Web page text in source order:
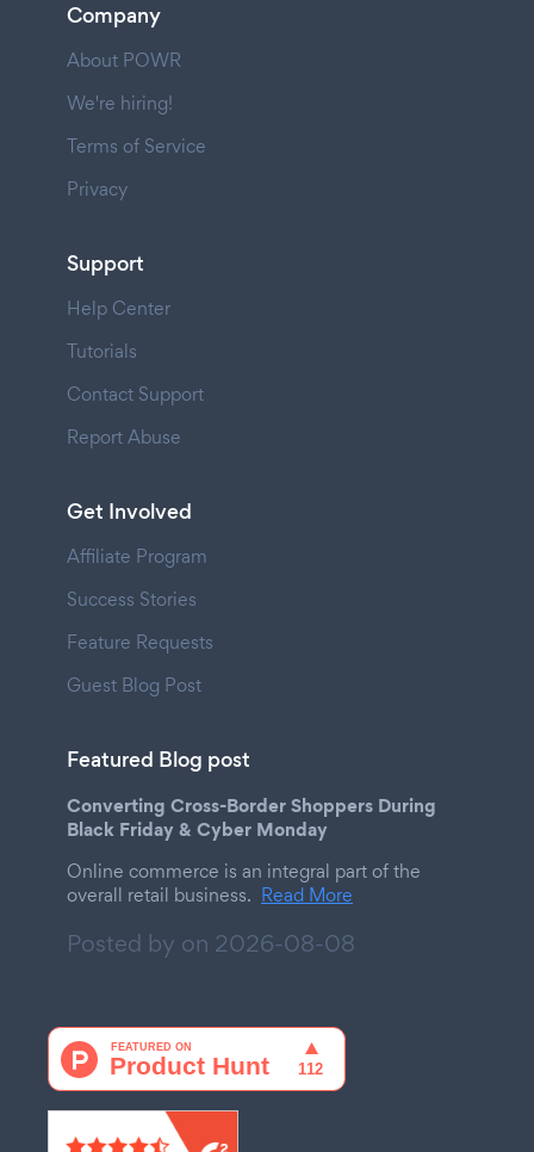
Company
About POWR
We're hiring!
Terms of Service
Privacy
Support
Help Center
Tutorials
Contact Support
Report Abuse
Get Involved
Affiliate Program
Success Stories
Feature Requests
Guest Blog Post
Featured Blog post
Converting Cross-Border Shoppers During
Black Friday & Cyber Monday
Online commerce is an integral part of the
overall retail business. Read More
Posted by on 2026-08-08